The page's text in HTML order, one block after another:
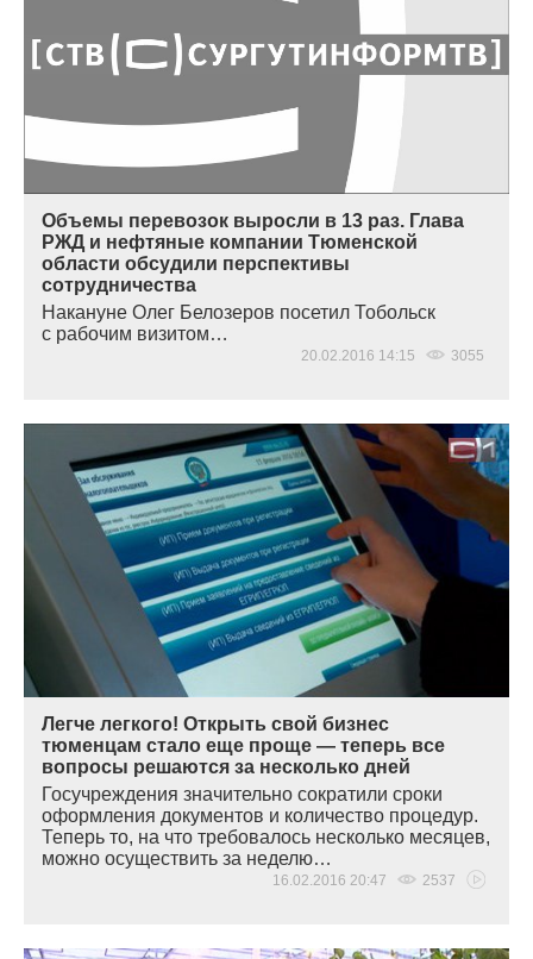
Объемы перевозок выросли в 13 раз. Глава
РЖД и нефтяные компании Тюменской
области обсудили перспективы
сотрудничества
Накануне Олег Белозеров посетил Тобольск
с рабочим визитом…
20.02.2016 14:15 3055
Легче легкого! Открыть свой бизнес
тюменцам стало еще проще — теперь все
вопросы решаются за несколько дней
Госучреждения значительно сократили сроки
оформления документов и количество процедур.
Теперь то, на что требовалось несколько месяцев,
можно осуществить за неделю…
16.02.2016 20:47 2537